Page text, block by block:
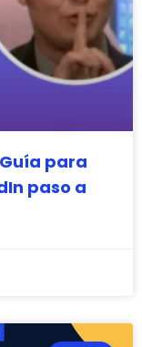
para
paso a